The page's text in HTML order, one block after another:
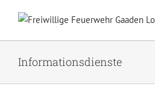
Inhalt
springen
Informationsdienste